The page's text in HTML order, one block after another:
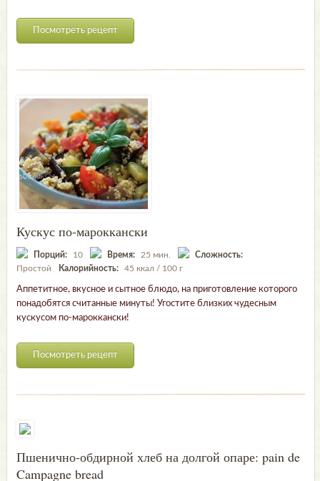
Посмотреть рецепт
Кускус по-мароккански
Порций: 10 Время: 25 мин.
Сложность:
Простой
Калорийность: 45 ккал / 100 г
Аппетитное, вкусное и сытное блюдо, на приготовление которого
понадобятся считанные минуты! Угостите близких чудесным
кускусом по-мароккански!
Посмотреть рецепт
Пшенично-обдирной хлеб на долгой опаре: pain de
Campagne bread